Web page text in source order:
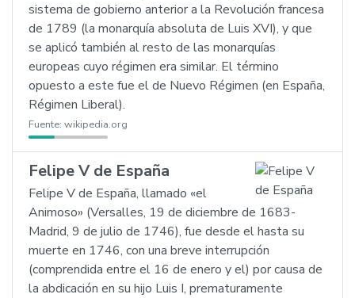
sistema de gobierno anterior a la Revolución francesa
de 1789 (la monarquía absoluta de Luis XVI), y que
se aplicó también al resto de las monarquías
europeas cuyo régimen era similar. El término
opuesto a este fue el de Nuevo Régimen (en España,
Régimen Liberal).
Fuente: wikipedia.org
Felipe V de España
Felipe V de España, llamado «el
Animoso» (Versalles, 19 de diciembre de 1683-
Madrid, 9 de julio de 1746), fue desde el hasta su
muerte en 1746, con una breve interrupción
(comprendida entre el 16 de enero y el) por causa de
la abdicación en su hijo Luis I, prematuramente